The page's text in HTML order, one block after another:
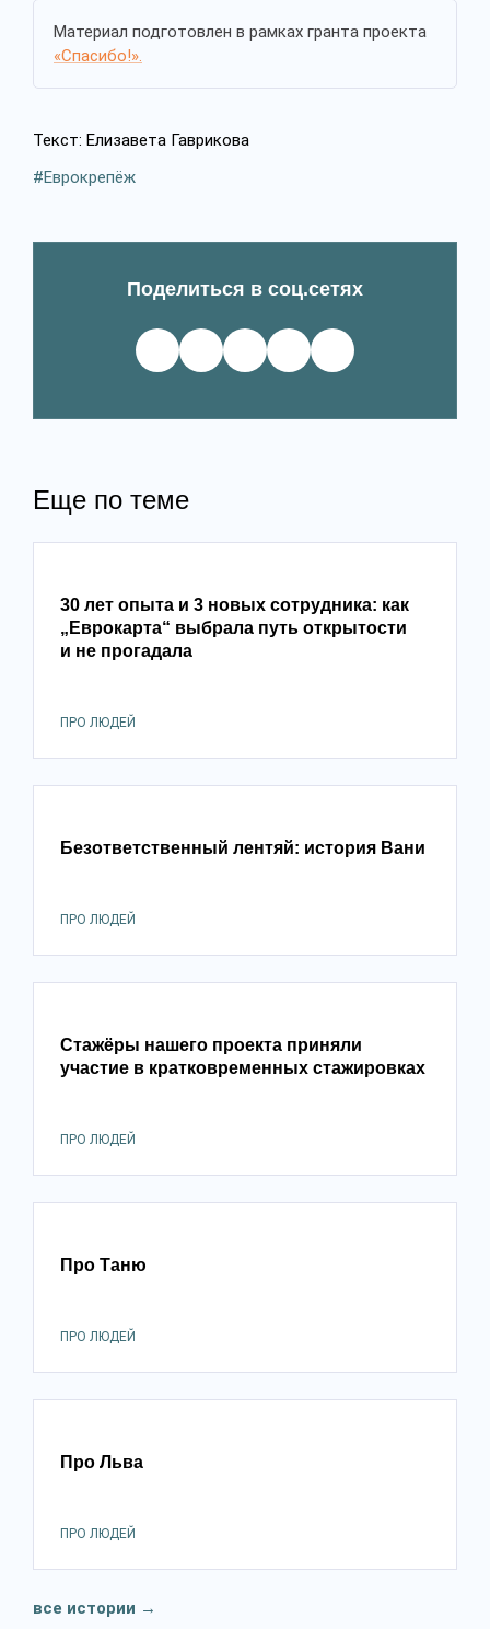
Материал подготовлен в рамках гранта проекта
«Спасибо!».
Текст: Елизавета Гаврикова
Еврокрепёж
Поделиться в соц.сетях
Еще по теме
30 лет опыта и 3 новых сотрудника: как
„Еврокарта“ выбрала путь открытости
и не прогадала
ПРО ЛЮДЕЙ
Безответственный лентяй: история Вани
ПРО ЛЮДЕЙ
Стажёры нашего проекта приняли
участие в кратковременных стажировках
ПРО ЛЮДЕЙ
Про Таню
ПРО ЛЮДЕЙ
Про Льва
ПРО ЛЮДЕЙ
все истории →